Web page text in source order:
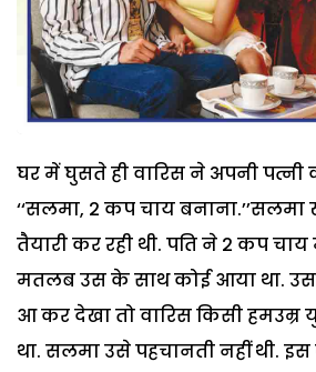
घर में घुसते ही वारिस ने अपनी पत्नी
‘‘सलमा, 2 कप चाय
तैयारी कर रही थी. पति ने 2 कप चाय
मतलब उस के साथ कोई आया था.
आ कर देखा तो वारिस किसी
था. सलमा उसे पहचानती नहीं थी.